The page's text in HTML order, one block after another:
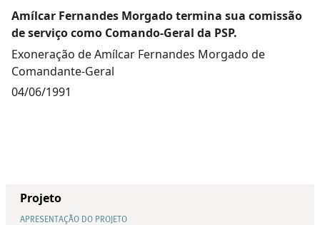
Amílcar Fernandes Morgado termina sua comissão
de serviço como Comando-Geral da PSP.
Exoneração de Amílcar Fernandes Morgado de
Comandante-Geral
04/06/1991
Projeto
APRESENTAÇÃO DO PROJETO